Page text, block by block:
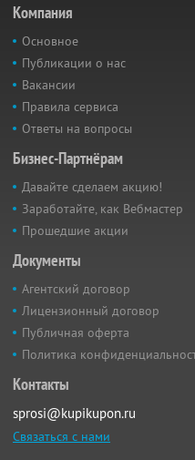
Компания
Основное
Публикации о нас
Вакансии
Правила сервиса
Ответы на вопросы
Бизнес-Партнёрам
Давайте сделаем акцию!
Заработайте, как Вебмастер
Прошедшие акции
Документы
Агентский договор
Лицензионный договор
Публичная оферта
Политика
Контакты
sprosi@kupikupon.ru
Связаться с нами